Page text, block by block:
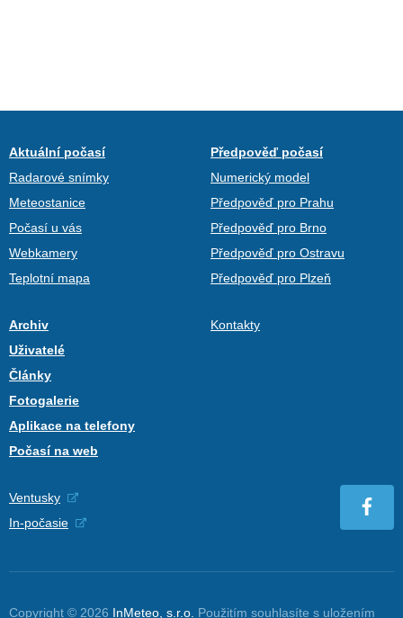
Aktuální počasí
Radarové snímky
Meteostanice
Počasí u vás
Webkamery
Teplotní mapa
Předpověď počasí
Numerický model
Předpověď pro Prahu
Předpověď pro Brno
Předpověď pro Ostravu
Předpověď pro Plzeň
Archiv
Uživatelé
Články
Fotogalerie
Aplikace na telefony
Počasí na web
Kontakty
Ventusky
In-počasie
Copyright © 2026 InMeteo, s.r.o. Použitím souhlasíte s uložením